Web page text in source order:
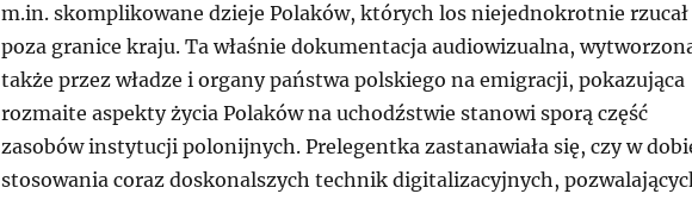
m.in. skomplikowane dzieje Polaków, których los niejednokrotnie rzucał
poza granice kraju. Ta właśnie dokumentacja audiowizualna,
także przez władze i organy państwa polskiego na emigracji, pokazująca
rozmaite aspekty życia Polaków na uchodźstwie stanowi sporą część
zasobów instytucji polonijnych. Prelegentka zastanawiała się, czy w
stosowania coraz doskonalszych technik digitalizacyjnych,